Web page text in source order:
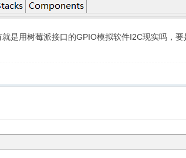
是用树莓派接口的GPIO模拟软件I2C现实吗，